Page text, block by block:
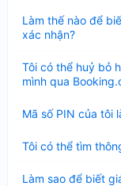
Làm thế nào để
xác nhận?
thu
gọn
Tôi có thể huỷ bỏ
mình qua
thu
gọn
Mã số PIN của tôi
thu
Tôi có thể tìm
thu
Làm sao để biết
thu